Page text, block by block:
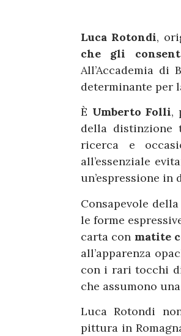
Luca Rotondi,
che gli
All’Accademia
determinante per
È Umberto Folli,
della distinzione
ricerca e
all’essenziale
un’espressione
Consapevole
le forme
carta con matite
all’apparenza
con i rari tocchi
che assumono
Luca Rotondi
pittura in